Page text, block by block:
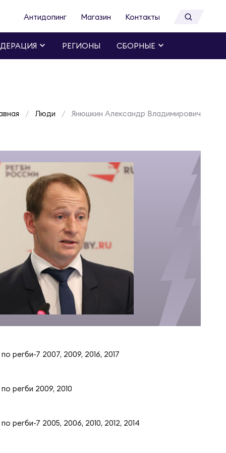
Антидопинг Магазин Контакты
РЕГИОНЫ СБОРНЫЕ
Люди Янюшкин Александр Владимирович
регби-7 2007, 2009, 2016, 2017
регби 2009, 2010
регби-7 2005, 2006, 2010, 2012, 2014